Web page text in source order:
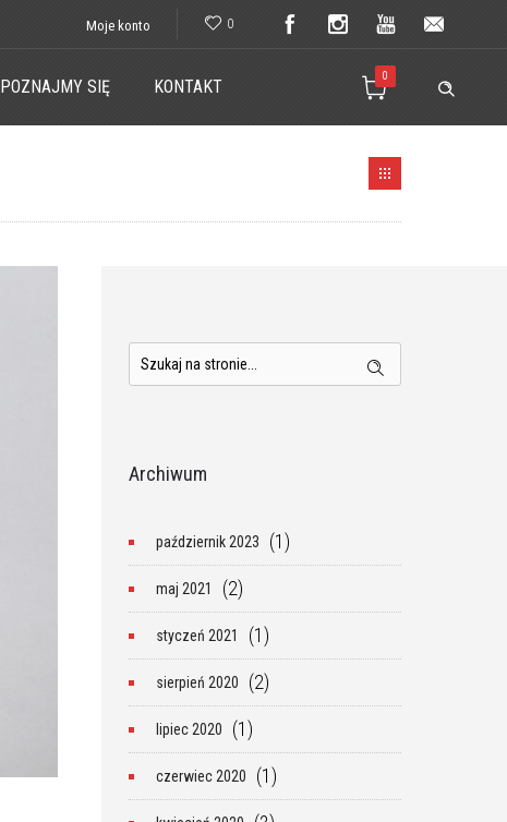
0
Moje konto
0
POZNAJMY SIĘ KONTAKT
Archiwum
październik 2023 (1)
maj 2021 (2)
styczeń 2021 (1)
sierpień 2020 (2)
lipiec 2020 (1)
czerwiec 2020 (1)